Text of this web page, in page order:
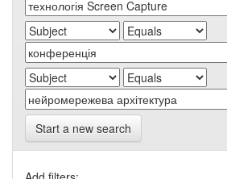
Start a new search